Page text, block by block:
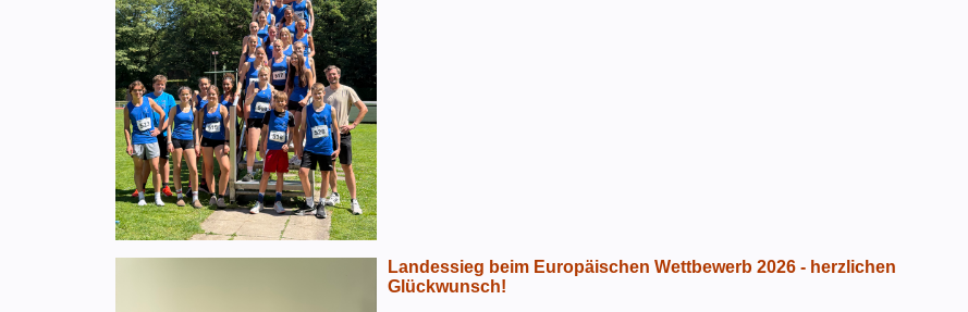
Landessieg beim Europäischen Wettbewerb 2026 - herzlichen
Glückwunsch!